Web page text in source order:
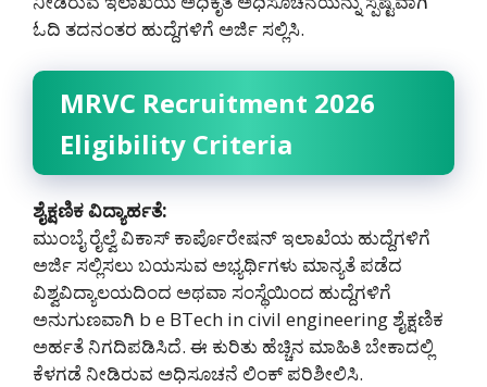
ಓದಿ ತದನಂತರ ಹುದ್ದೆಗಳಿಗೆ ಅರ್ಜಿ ಸಲ್ಲಿಸಿ.
MRVC Recruitment 2026
Eligibility Criteria
ಶೈಕ್ಷಣಿಕ ವಿದ್ಯಾರ್ಹತೆ:
ಮುಂಬೈ ರೈಲ್ವೆ ವಿಕಾಸ್ ಕಾರ್ಪೊರೇಷನ್ ಇಲಾಖೆಯ ಹುದ್ದೆಗಳಿಗೆ
ಅರ್ಜಿ ಸಲ್ಲಿಸಲು ಬಯಸುವ ಅಭ್ಯರ್ಥಿಗಳು ಮಾನ್ಯತೆ ಪಡೆದ
ವಿಶ್ವವಿದ್ಯಾಲಯದಿಂದ ಅಥವಾ ಸಂಸ್ಥೆಯಿಂದ ಹುದ್ದೆಗಳಿಗೆ
ಅನುಗುಣವಾಗಿ b e BTech in civil engineering ಶೈಕ್ಷಣಿಕ
ಅರ್ಹತೆ ನಿಗದಿಪಡಿಸಿದೆ. ಈ ಕುರಿತು ಹೆಚ್ಚಿನ ಮಾಹಿತಿ ಬೇಕಾದಲ್ಲಿ
ಕೆಳಗಡೆ ನೀಡಿರುವ ಅಧಿಸೂಚನೆ ಲಿಂಕ್ ಪರಿಶೀಲಿಸಿ.